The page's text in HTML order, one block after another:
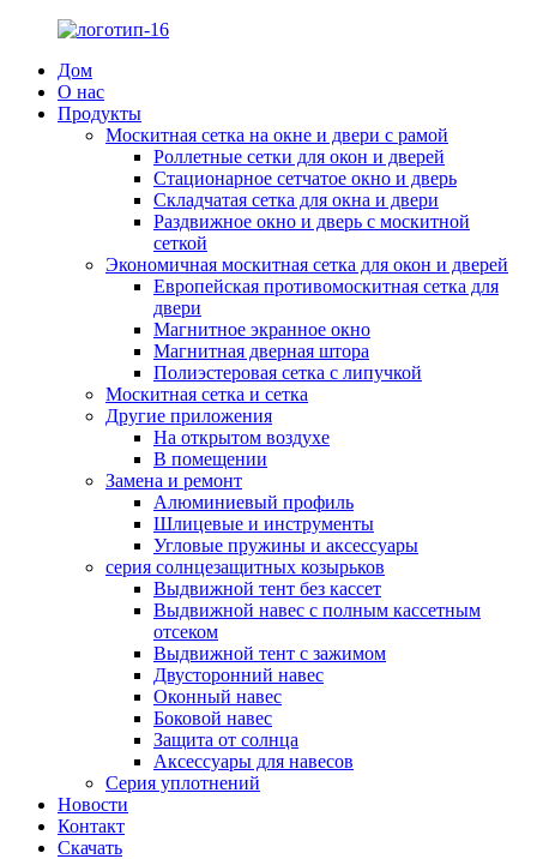
Дом
О нас
Продукты
Москитная сетка на окне и двери с рамой
Роллетные сетки для окон и дверей
Стационарное сетчатое окно и дверь
Складчатая сетка для окна и двери
Раздвижное окно и дверь с москитной
сеткой
Экономичная москитная сетка для окон и дверей
Европейская противомоскитная сетка для
двери
Магнитное экранное окно
Магнитная дверная штора
Полиэстеровая сетка с липучкой
Москитная сетка и сетка
Другие приложения
На открытом воздухе
В помещении
Замена и ремонт
Алюминиевый профиль
Шлицевые и инструменты
Угловые пружины и аксессуары
серия солнцезащитных козырьков
Выдвижной тент без кассет
Выдвижной навес с полным кассетным
отсеком
Выдвижной тент с зажимом
Двусторонний навес
Оконный навес
Боковой навес
Защита от солнца
Аксессуары для навесов
Серия уплотнений
Новости
Контакт
Скачать